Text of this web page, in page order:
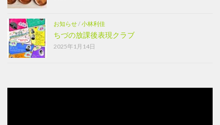
お知らせ/小林利佳
ちづの放課後表現クラブ
2025年1月14日